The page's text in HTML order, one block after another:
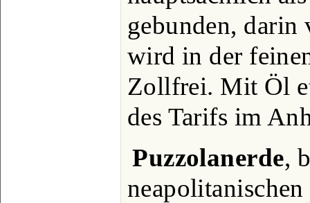
gebunden,
wird in der
Zollfrei. Mit Öl
des Tarifs im
Puzzolanerde,